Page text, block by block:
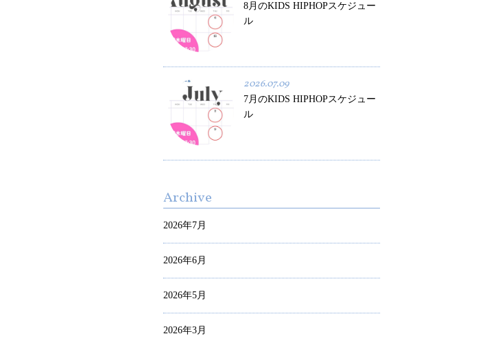
8月のKIDS HIPHOPスケジュー
ル
2026.07.09
7月のKIDS HIPHOPスケジュー
ル
Archive
2026年7月
2026年6月
2026年5月
2026年3月